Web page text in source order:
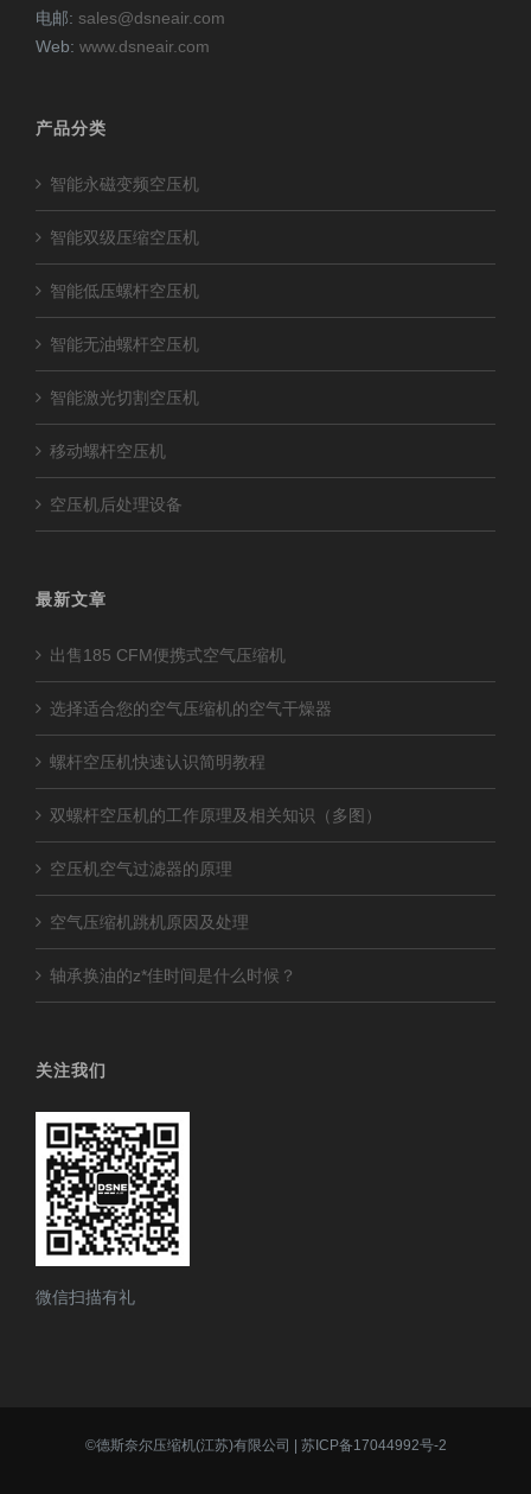
电邮: sales@dsneair.com
Web: www.dsneair.com
产品分类
智能永磁变频空压机
智能双级压缩空压机
智能低压螺杆空压机
智能无油螺杆空压机
智能激光切割空压机
移动螺杆空压机
空压机后处理设备
最新文章
出售185 CFM便携式空气压缩机
选择适合您的空气压缩机的空气干燥器
螺杆空压机快速认识简明教程
双螺杆空压机的工作原理及相关知识（多图）
空压机空气过滤器的原理
空气压缩机跳机原因及处理
轴承换油的z*佳时间是什么时候？
关注我们
微信扫描有礼
©德斯奈尔压缩机(江苏)有限公司 | 苏ICP备17044992号-2